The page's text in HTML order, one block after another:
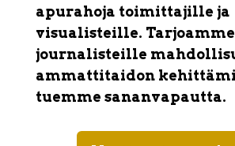
apurahoja toimittajille ja
visualisteille. Tarjoamme
journalisteille
ammattitaidon
tuemme sananvapautta.